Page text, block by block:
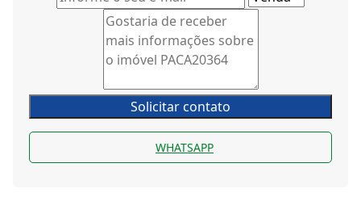
Solicitar contato
WHATSAPP